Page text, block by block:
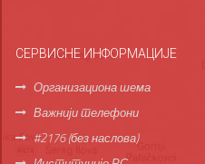
СЕРВИСНЕ ИНФОРМАЦИЈЕ
Организациона шема
Важнији телефони
#2176 (без наслова)